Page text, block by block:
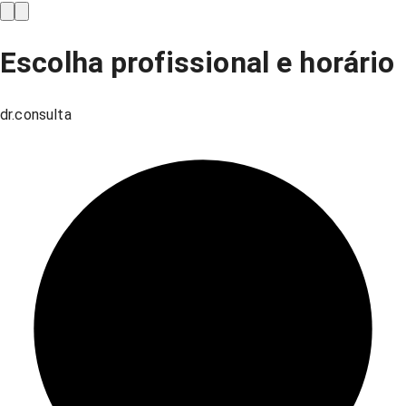
Escolha profissional e horário
dr.consulta